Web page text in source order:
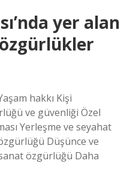
yer alan
hakkı Kişi
ve güvenliği Özel
Yerleşme ve seyahat
Düşünce ve
özgürlüğü Daha